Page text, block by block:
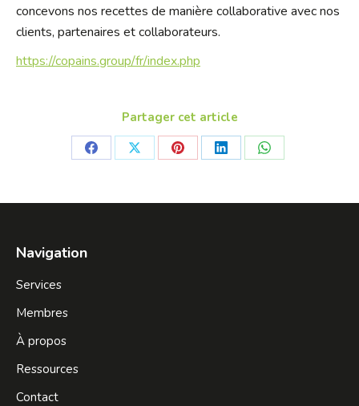
concevons nos recettes de manière collaborative avec nos
clients, partenaires et collaborateurs.
https://copains.group/fr/index.php
Partager cet article
Share
Facebook
Share
X
Share
Pinterest
Share
LinkedIn
Share
WhatsApp
Navigation
Services
Membres
À propos
Ressources
Contact